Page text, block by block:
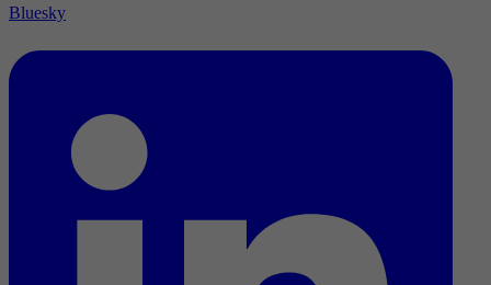
Bluesky